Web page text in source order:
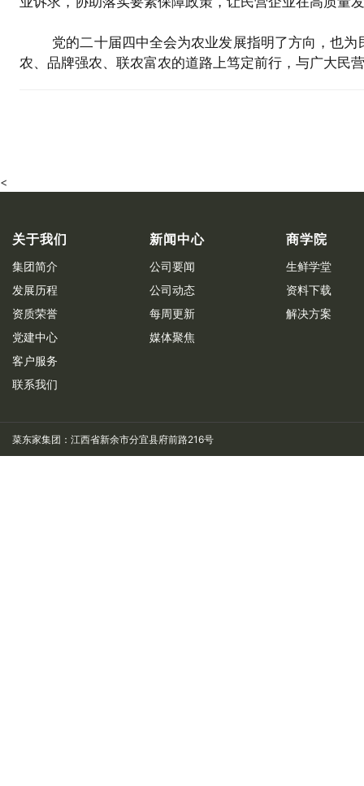
党的二十届四中全会为农业发展指明了方向，也
农、品牌强农、联农富农的道路上笃定前行，与广大民
<
关于我们
集团简介
发展历程
资质荣誉
党建中心
客户服务
联系我们
新闻中心
公司要闻
公司动态
每周更新
媒体聚焦
商学院
生鲜学堂
资料下载
解决方案
菜东家集团：江西省新余市分宜县府前路216号